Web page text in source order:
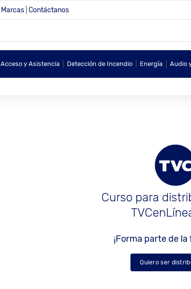
Marcas Contáctanos
Acceso y Asistencia Detección de Incendio Energía Audio
Curso para
¡Forma parte de la
Quiero ser